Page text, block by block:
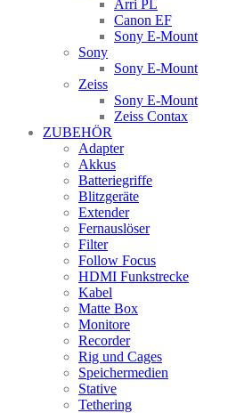
Arri PL
Canon EF
Sony E-Mount
Sony
Sony E-Mount
Zeiss
Sony E-Mount
Zeiss Contax
ZUBEHÖR
Adapter
Akkus
Batteriegriffe
Blitzgeräte
Extender
Fernauslöser
Filter
Follow Focus
HDMI Funkstrecke
Kabel
Matte Box
Monitore
Recorder
Rig und Cages
Speichermedien
Stative
Tethering